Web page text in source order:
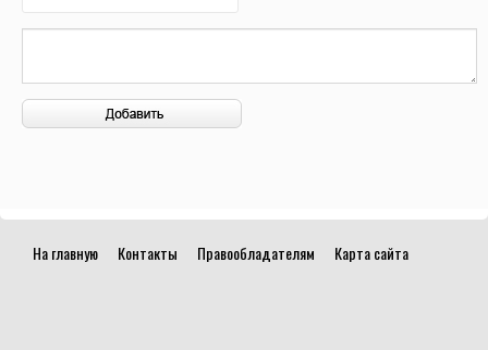
На главную Контакты Правообладателям Карта сайта